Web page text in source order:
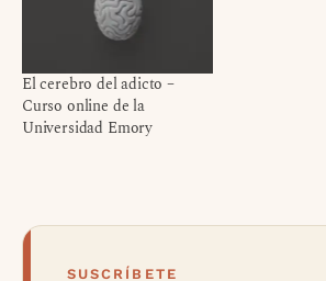
El cerebro del adicto –
Curso online de la
Universidad Emory
SUSCRÍBETE